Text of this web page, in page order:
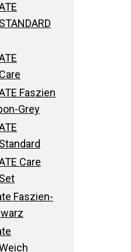
Faszien
Grey
Care
Faszien-